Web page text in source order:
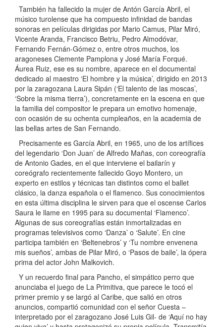
También ha fallecido la mujer de Antón García Abril, el
músico turolense que ha compuesto infinidad de bandas
sonoras en películas dirigidas por Mario Camus, Pilar Miró,
Vicente Aranda, Francisco Betriu, Pedro Almodóvar,
Fernando Fernán-Gómez o, entre otros muchos, los
aragoneses Clemente Pamplona y José María Forqué.
Áurea Ruiz, ese es su nombre, aparece en el documental
dedicado al maestro ‘El hombre y la música’, dirigido en 2013
por la zaragozana Laura Sipán (‘El talento de las moscas’,
‘Sobre la misma tierra’), concretamente en la escena en que
la familia del compositor le prepara un emotivo homenaje,
con ocasión de su ochenta cumpleaños, en la academia de
las bellas artes de San Fernando.
Precisamente es García Abril, en 1965, uno de los artífices
del legendario ‘Don Juan’ de Alfredo Mañas, con coreografía
de Antonio Gades, en el que interviene el bailarín y
coreógrafo recientemente fallecido Goyo Montero, un
experto en estilos y técnicas tan distintos como el ballet
clásico, la danza española o el flamenco. Sus conocimientos
en esta última disciplina le sirven para que el oscense Carlos
Saura le llame en 1995 para su documental ‘Flamenco’.
Algunas de sus coreografías están inmortalizadas en
programas televisivos como ‘Danza’ o ‘Salute’. En cine
participa también en ‘Beltenebros’ y ‘Tu nombre envenena
mis sueños’, ambas de Pilar Miró, o ‘Pasos de baile’, la ópera
prima del actor John Malkovich.
Y un recuerdo final para Pancho, el simpático perro que
anunciaba el juego de La Primitiva, que parece le tocó el
primer premio y se largó al Caribe, que salió en otros
anuncios, compartió comunidad con el señor Cuesta –
interpretado por el zaragozano José Luis Gil- de ‘Aquí no hay